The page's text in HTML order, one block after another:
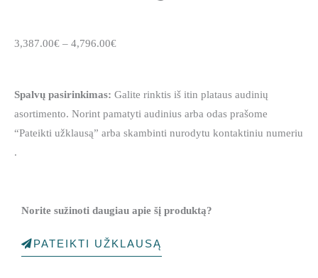
3,387.00€ – 4,796.00€
through
4,796.00€
Spalvų pasirinkimas: Galite rinktis iš itin plataus audinių
asortimento. Norint pamatyti audinius arba odas prašome
“Pateikti užklausą” arba skambinti nurodytu kontaktiniu numeriu
.
Norite sužinoti daugiau apie šį produktą?
PATEIKTI UŽKLAUSĄ